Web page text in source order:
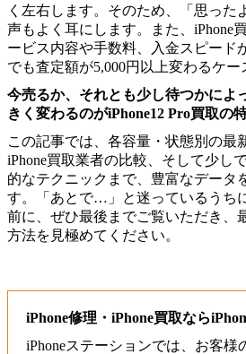
く左右します。そのため、「思っ
声もよく耳にします。また、iPhone
ービス内容や手数料、入金スピード
でも査定額が5,000円以上変わるケー
今売るか、それとも少し待つかによ
きく変わるのがiPhone12 Pro買取の
この記事では、各容量・状態別の最
iPhone買取業者の比較、そして少し
的なテクニックまで、豊富なデータ
す。「あとで…」と迷っているうち
前に、ぜひ最後までご覧いただき、
方法を見極めてください。
iPhone修理・iPhone買取なら
iPhoneステーションでは、お客様